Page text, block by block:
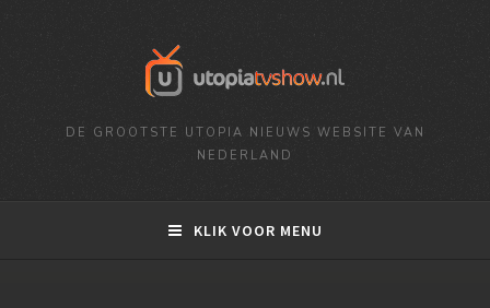
DE GROOTSTE UTOPIA NIEUWS WEBSITE VAN
NEDERLAND
KLIK VOOR MENU